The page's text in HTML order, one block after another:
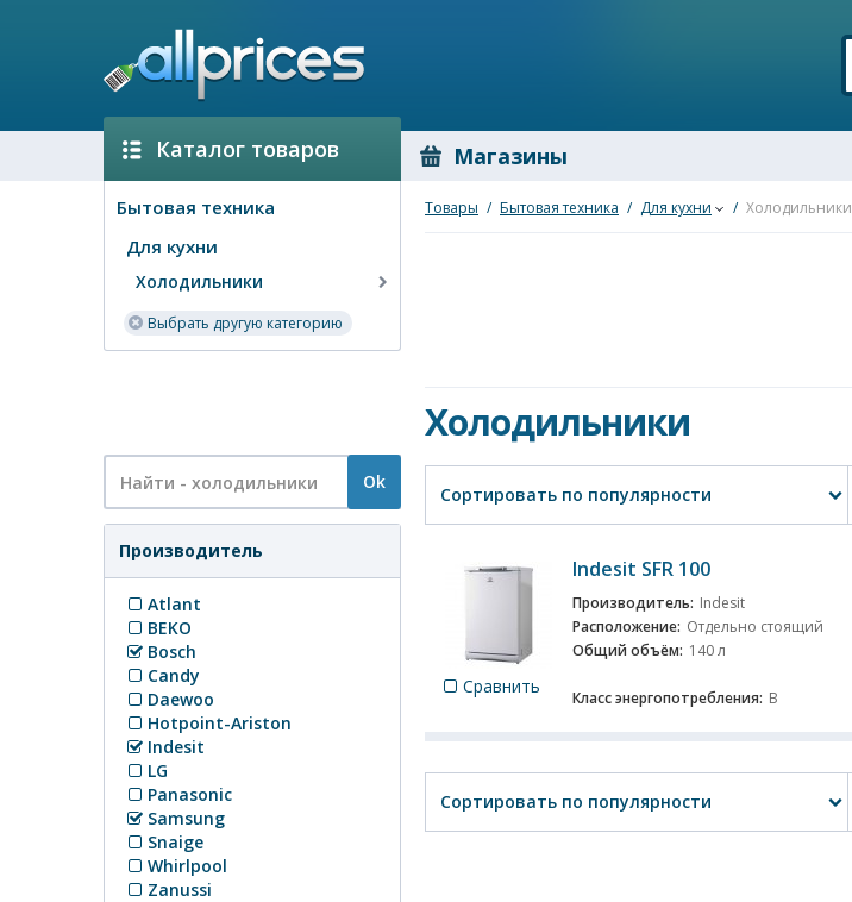
Каталог товаров Магазины
Бытовая техника
Для кухни
Холодильники
Выбрать другую категорию
Ok
Производитель
Atlant
BEKO
Bosch
Candy
Daewoo
Hotpoint-Ariston
Indesit
LG
Panasonic
Samsung
Snaige
Whirlpool
Zanussi
Товары / Бытовая техника / Для кухни / Холодильники
Холодильники
Сортировать по популярности
Сравнить
Indesit SFR 100
Производитель: Indesit
Расположение: Отдельно стоящий
Общий объём: 140 л
Класс энергопотребления: B
Сортировать по популярности